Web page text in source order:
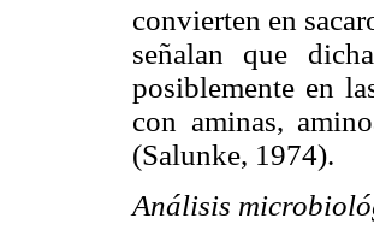
convierten en
señalan que
posiblemente en
con aminas,
(Salunke, 1974).
Análisis